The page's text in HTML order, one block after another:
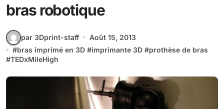
bras robotique
par 3Dprint-staff
Août 15, 2013
#bras imprimé en 3D #imprimante 3D #prothèse de bras
#TEDxMileHigh